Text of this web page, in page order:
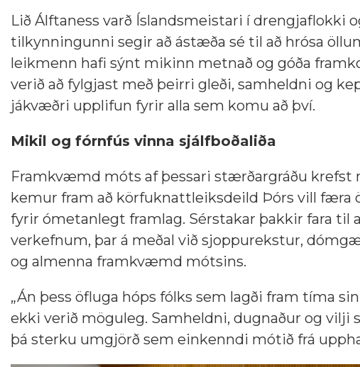
Lið Álftaness varð Íslandsmeistari í drengjaflokki
tilkynningunni segir að ástæða sé til að hrósa
leikmenn hafi sýnt mikinn metnað og góða
verið að fylgjast með þeirri gleði, samheldni og
jákvæðri upplifun fyrir alla sem komu að því.
Mikil og fórnfús vinna sjálfboðaliða
Framkvæmd móts af þessari stærðargráðu
kemur fram að körfuknattleiksdeild Þórs vill
fyrir ómetanlegt framlag. Sérstakar þakkir fara til
verkefnum, þar á meðal við sjoppurekstur,
og almenna framkvæmd mótsins.
„Án þess öfluga hóps fólks sem lagði fram tíma
ekki verið möguleg. Samheldni, dugnaður og
þá sterku umgjörð sem einkenndi mótið frá